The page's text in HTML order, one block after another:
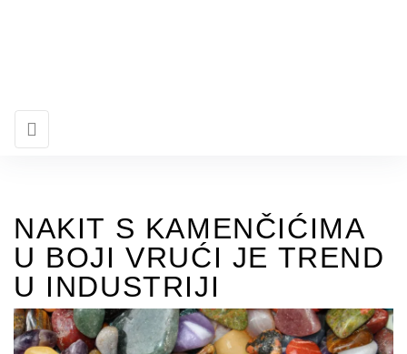
NAKIT S KAMENČIĆIMA
U BOJI VRUĆI JE TREND
U INDUSTRIJI